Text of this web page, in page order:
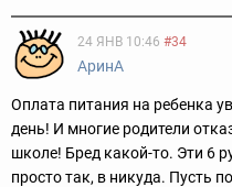
24 ЯНВ 10:46 #34
АринА
Оплата питания на ребенка
день! И многие родители
школе! Бред какой-то. Эти 6
просто так, в никуда. Пусть